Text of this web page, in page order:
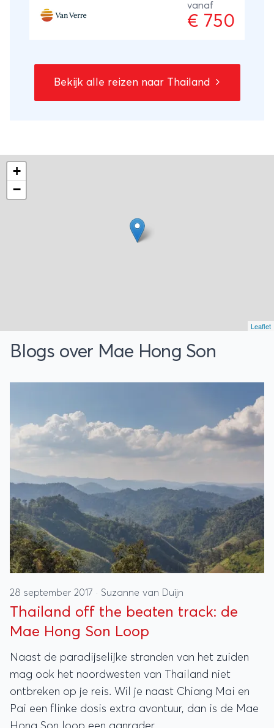
op de stranden. Een verblijf op Koh Samui,
Koh Phangan en Koh Tao is de perfecte
Hier zijn ook vele excursiemogelijkheden. Je
kunt lang nagenieten van deze reis door
vanaf
€ 750
Bekijk alle reizen naar Thailand
+
−
Leaflet
Blogs over Mae Hong Son
28 september 2017 · Suzanne van Duijn
Thailand off the beaten track: de
Mae Hong Son Loop
Naast de paradijselijke stranden van het zuiden
mag ook het noordwesten van Thailand niet
ontbreken op je reis. Wil je naast Chiang Mai en
Pai een flinke dosis extra avontuur, dan is de Mae